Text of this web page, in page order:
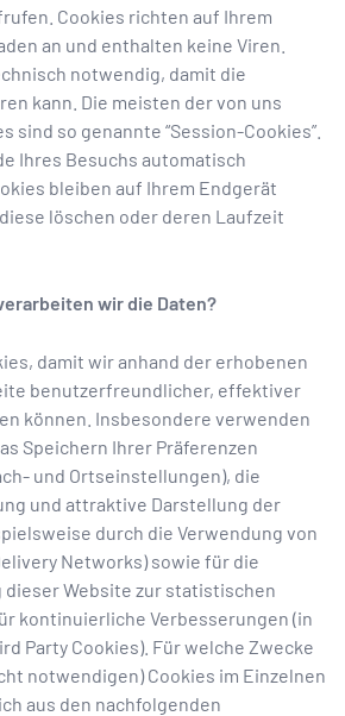
Cookies richten auf Ihrem
an und enthalten keine Viren.
notwendig, damit die
kann. Die meisten der von uns
sind so genannte “Session-Cookies”.
Ihres Besuchs automatisch
bleiben auf Ihrem Endgerät
löschen oder deren Laufzeit
wir die Daten?
damit wir anhand der erhobenen
benutzerfreundlicher, effektiver
können. Insbesondere verwenden
Speichern Ihrer Präferenzen
und Ortseinstellungen), die
und attraktive Darstellung der
durch die Verwendung von
Networks) sowie für die
dieser Website zur statistischen
kontinuierliche Verbesserungen (in
Party Cookies). Für welche Zwecke
notwendigen) Cookies im Einzelnen
aus den nachfolgenden